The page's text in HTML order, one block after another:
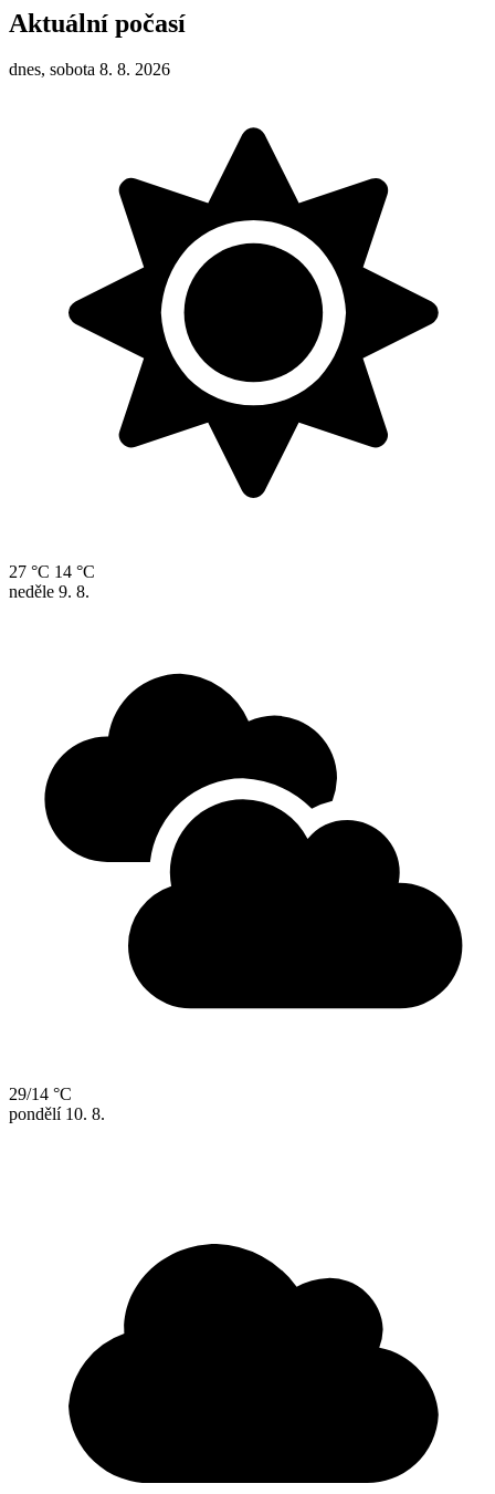
Aktuální počasí
dnes, sobota 8. 8. 2026
27 °C 14 °C
neděle 9. 8.
29/14 °C
pondělí 10. 8.